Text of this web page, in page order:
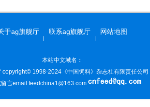
于ag旗舰厅 联系ag旗舰厅 网站地图
本站中文域名：
copyright© 1998-2024《中国饲料》杂志社有限责任公司
言email:feedchina1@163.com